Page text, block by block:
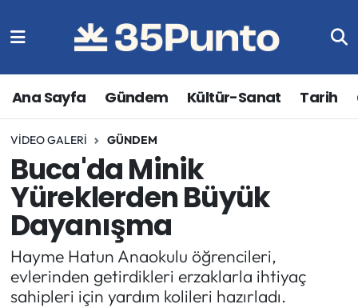
Ana Sayfa Gündem Kültür-Sanat Tarih
VIDEO GALERI GÜNDEM
Buca'da Minik
Yüreklerden Büyük
Dayanışma
Hayme Hatun Anaokulu öğrencileri,
evlerinden getirdikleri erzaklarla ihtiyaç
sahipleri için yardım kolileri hazırladı.